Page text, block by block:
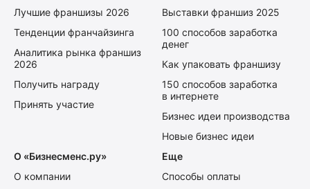
Лучшие франшизы 2026
Тенденции франчайзинга
Аналитика рынка франшиз
2026
Получить награду
Принять участие
Выставки франшиз 2025
100 способов заработка
денег
Как упаковать франшизу
150 способов заработка
в интернете
Бизнес идеи производства
Новые бизнес идеи
О «Бизнесменс.ру»
О компании
Еще
Способы оплаты